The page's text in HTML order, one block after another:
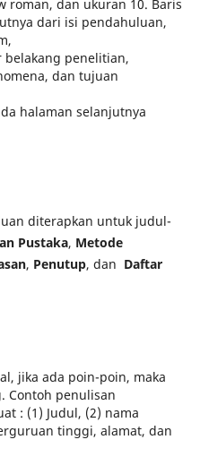
roman, dan ukuran 10. Baris
dari isi pendahuluan,
penelitian,
dan tujuan
halaman selanjutnya
diterapkan untuk judul-
Pustaka, Metode
, Penutup, dan Daftar
jika ada poin-poin, maka
Contoh penulisan
: (1) Judul, (2) nama
tinggi, alamat, dan